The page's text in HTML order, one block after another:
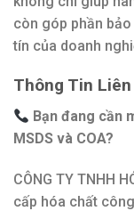
còn góp phần
tín của doanh
Thông Tin Liên
Bạn đang cần
MSDS và COA?
CÔNG TY TNHH
cấp hóa chất